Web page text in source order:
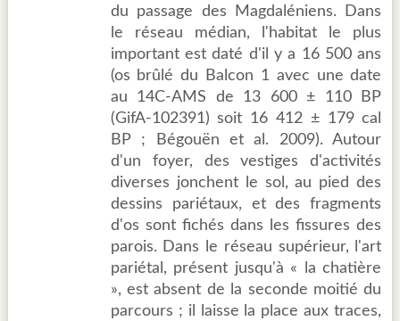
du passage des Magdaléniens. Dans
le réseau médian, l'habitat le plus
important est daté d'il y a 16 500 ans
(os brûlé du Balcon 1 avec une date
au 14C-AMS de 13 600 ± 110 BP
(GifA-102391) soit 16 412 ± 179 cal
BP ; Bégouën et al. 2009). Autour
d'un foyer, des vestiges d'activités
diverses jonchent le sol, au pied des
dessins pariétaux, et des fragments
d'os sont fichés dans les fissures des
parois. Dans le réseau supérieur, l'art
pariétal, présent jusqu'à « la chatière
», est absent de la seconde moitié du
parcours ; il laisse la place aux traces,